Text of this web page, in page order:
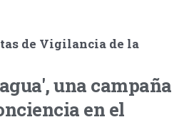
de Vigilancia de la
una campaña
en el